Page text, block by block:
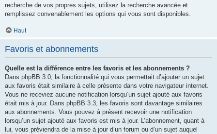
recherche de vos propres sujets, utilisez la recherche avancée et
remplissez convenablement les options qui vous sont disponibles.
Haut
Favoris et abonnements
Quelle est la différence entre les favoris et les abonnements ?
Dans phpBB 3.0, la fonctionnalité qui vous permettait d’ajouter un sujet
aux favoris était similaire à celle présente dans votre navigateur internet.
Vous ne receviez aucune notification lorsqu’un sujet ajouté aux favoris
était mis à jour. Dans phpBB 3.3, les favoris sont davantage similaires
aux abonnements. Vous pouvez à présent recevoir une notification
lorsqu’un sujet ajouté aux favoris est mis à jour. L’abonnement, quant à
lui, vous préviendra de la mise à jour d’un forum ou d’un sujet auquel